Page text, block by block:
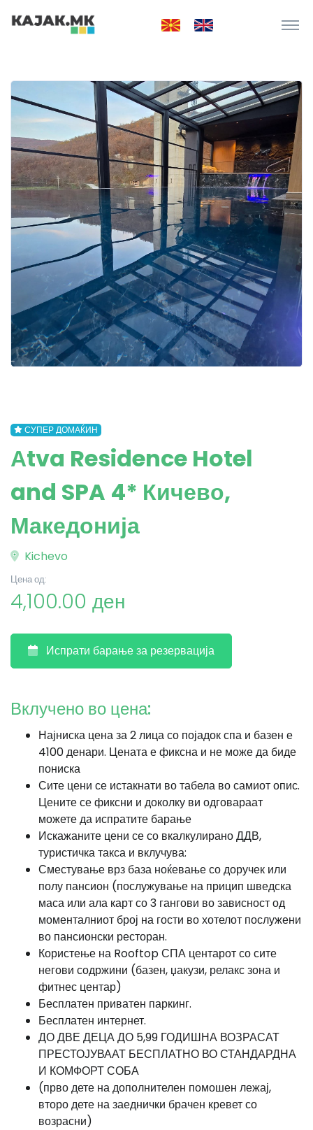
СУПЕР ДОМАЌИН
Аtva Residence Hotel
and SPA 4* Кичево,
Македонија
Kichevo
Цена од:
4,100.00 ден
Испрати барање за резервација
Вклучено во цена:
Најниска цена за 2 лица со појадок спа и базен е
4100 денари. Цената е фиксна и не може да биде
пониска
Сите цени се истакнати во табела во самиот опис.
Цените се фиксни и доколку ви одговараат
можете да испратите барање
Искажаните цени се со вкалкулирано ДДВ,
туристичка такса и вклучува:
Сместување врз база ноќевање со доручек или
полу пансион (послужување на прицип шведска
маса или ала карт со 3 гангови во зависност од
моменталниот број на гости во хотелот послужени
во пансионски ресторан.
Користење на Rooftop СПА центарот со сите
негови содржини (базен, џакузи, релакс зона и
фитнес центар)
Бесплатен приватен паркинг.
Бесплатен интернет.
ДО ДВЕ ДЕЦА ДО 5,99 ГОДИШНА ВОЗРАСАТ
ПРЕСТОЈУВААТ БЕСПЛАТНО ВО СТАНДАРДНА
И КОМФОРТ СОБА
(прво дете на дополнителен помошен лежај,
второ дете на заеднички брачен кревет со
возрасни)